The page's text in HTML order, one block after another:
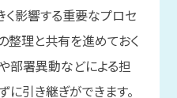
影響する重要なプロセ
整理と共有を進めておく
部署異動などによる担
に引き継ぎができます。